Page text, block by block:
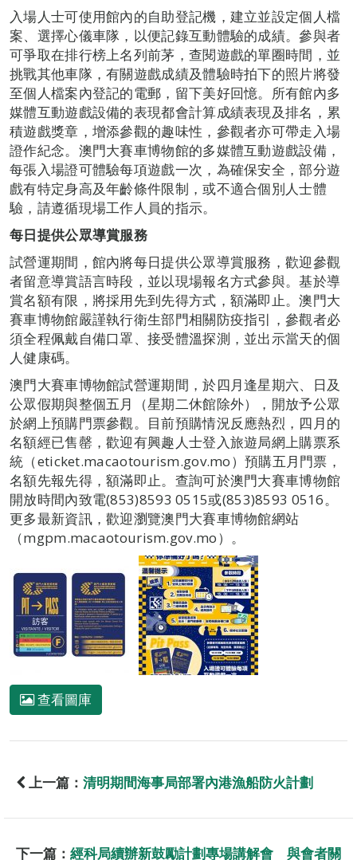
入場人士可使用館內的自助登記機，建立並設定個人檔
案、選擇心儀車隊，以便記錄互動體驗的成績。參與者
可爭取在排行榜上名列前茅，查閱遊戲的單圈時間，並
挑戰其他車隊，有關遊戲成績及體驗時拍下的照片將發
至個人檔案內登記的電郵，留下美好回憶。所有館內多
媒體互動遊戲設備的表現都會計算成績表現及排名，累
積遊戲獎章，增添參觀的趣味性，參觀者亦可帶走入場
證作紀念。澳門大賽車博物館的多媒體互動遊戲設備，
每張入場證可體驗每項遊戲一次，為確保安全，部分遊
戲有特定身高及年齡條件限制，或不適合個別人士體
驗，請遵循現場工作人員的指示。
每日提供公眾導賞服務
試營運期間，館內將每日提供公眾導賞服務，歡迎參觀
者留意導賞語言時段，並以現場報名方式參與。基於導
賞名額有限，將採用先到先得方式，額滿即止。澳門大
賽車博物館嚴謹執行衛生部門相關防疫指引，參觀者必
須全程佩戴自備口罩、接受體溫探測，並出示當天的個
人健康碼。
澳門大賽車博物館試營運期間，於四月逢星期六、日及
公眾假期與整個五月（星期二休館除外），開放予公眾
於網上預購門票參觀。目前預購情況反應熱烈，四月的
名額經已售罄，歡迎有興趣人士登入旅遊局網上購票系
統（eticket.macaotourism.gov.mo）預購五月門票，
名額先報先得，額滿即止。查詢可於澳門大賽車博物館
開放時間內致電(853)8593 0515或(853)8593 0516。
更多最新資訊，歡迎瀏覽澳門大賽車博物館網站
（mgpm.macaotourism.gov.mo）。
查看圖庫
上一篇： 清明期間海事局部署內港漁船防火計劃
下一篇： 經科局續辦新鼓勵計劃專場講解會 與會者關